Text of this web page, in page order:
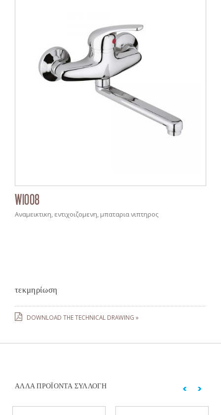
WI008
Αναμεικτικη, εντιχοιζομενη, μπαταρια νιπτηρος
τεκμηρίωση
DOWNLOAD THE TECHNICAL DRAWING »
ΆΛΛΑ ΠΡΟΪΌΝΤΑ ΣΥΛΛΟΓΉ